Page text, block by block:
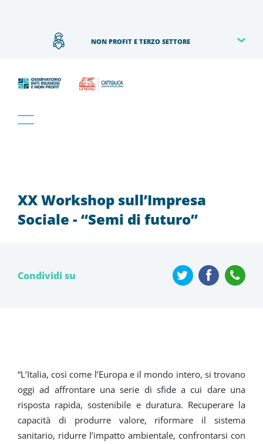
NON PROFIT E TERZO SETTORE
XX Workshop sull’Impresa
Sociale - “Semi di futuro”
Condividi su
“L’Italia, così come l’Europa e il mondo intero, si trovano
oggi ad affrontare una serie di sfide a cui dare una
risposta rapida, sostenibile e duratura. Recuperare la
capacità di produrre valore, riformare il sistema
sanitario, ridurre l’impatto ambientale, confrontarsi con